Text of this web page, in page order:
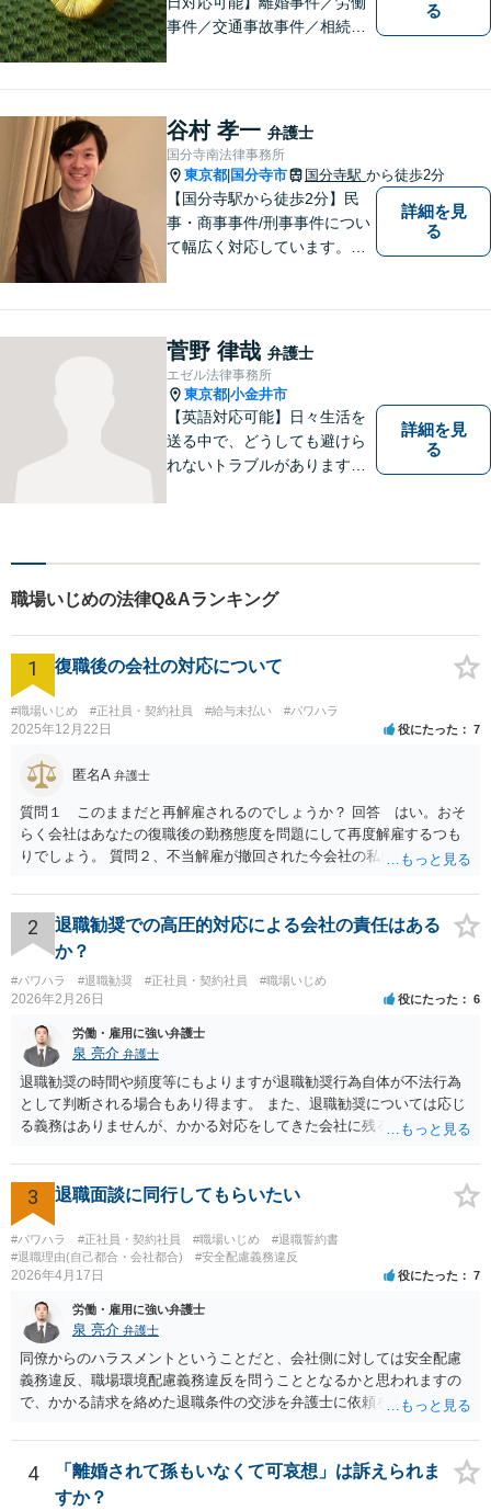
事件／交通事故事件／相続事
律相談・打ち合わせに力を入
れています。【万全のコロナ
対策】お気軽にご相談くださ
い。
る
谷村 孝一 弁護士
国分寺南法律事務所
東京都 国分寺市 国分寺駅 から徒歩2分
【国分寺駅から徒歩2分】民
事・商事事件/刑事事件につい
て幅広く対応しています。ま
詳細を見
る
菅野 律哉 弁護士
エゼル法律事務所
東京都 小金井市
【英語対応可能】日々生活を
送る中で、どうしても避けら
れないトラブルがあります。
ます。 まずはお気軽にご相談
詳細を見
る
職場いじめの法律Q&Aランキング
1 復職後の会社の対応について
#職場いじめ #正社員・契約社員 #給与未払い #パワハラ
2025年12月22日 役にたった 7
匿名A 弁護士
質問１ このままだと再解雇されるのでしょうか？ 回答 はい。おそ
らく会社はあなたの復職後の勤務態度を問題にして再度解雇するつも
りでしょう。 質問２、不当解雇が撤回された今会社の私に対する不当
をすることができるので、注意指導だけでは訴えることは難しいでし
ょう。ただ、その内容が注意指導に必要な程度を超えた「ハラスメン
ト」になっていれば、訴えることができます（不法行為に基づく損害
賠償請求訴訟）。ただし、賠償額は極めて低額でしょう。以前の解雇
の際弁護士に依頼しているのであれば、証拠収集などについてその先
生に早めに相談しておくことをお勧めします。 質問３、退職を合意と
する金銭解決を再度持ちかける事は有効ですが？ 回答 有効ではない
でしょう。一般に、会社はあなたに「自主退職」してほしいと考えて
嫌がらせをしています。ですので、「会社があなたにお金を払う」の
は抵抗するでしょう。あるいは極めて低額な解決金での退職となるで
しょう。また、自分から金銭解決を持ちかけるのは弱みを見せること
なので作戦的にもお勧めしません。「自分は絶対に辞めない！」とい
う態度を見せて、会社から金銭解決（退職勧奨による自主退職）を持
ち掛けさせるのがベストです。あらゆる交渉ごとに共通するセオリー
ですが、自分から持ち掛ければこちらの立場が弱くなり、相手から持
ち掛けさせればこちらの立場が強くなるのです。 補足 私のお勧め
は、個人で加入できる労働組合（ユニオンとか合同労組と呼ばれる労
働組合）に加入して団体交渉することです。本当は復職時に加入して
交渉できた）。ですが今からでも遅くありません。労働組合に入って
団体交渉し、その中で場合によっては金銭解決を目指すというのが良
いと思います。
2
退職勧奨での高圧的対応による会社の責任はある
か？
#パワハラ #退職勧奨 #正社員・契約社員 #職場いじめ
2026年2月26日 役にたった 6
労働・雇用に強い弁護士
泉 亮介 弁護士
退職勧奨の時間や頻度等にもよりますが退職勧奨行為自体が不法行為
として判断される場合もあり得ます。 また、退職勧奨については応じ
る義務はありませんが、かかる対応をしてきた会社に残るということ
奨に応じる代わりに金銭的な交渉をし、お金を払ってもらって会社を
辞めるということがよく行われるかと思われますので、そうした対応
も選択肢に入れても良いでしょう。 その場合、ご自身で会社と対応し
ていくことは難しいと思われますので弁護士への依頼を前提とするこ
ととなるかと思われます。
3 退職面談に同行してもらいたい
#パワハラ #正社員・契約社員 #職場いじめ
#退職誓約書
#退職理由(自己都合・会社都合)
#安全配慮義務違反
2026年4月17日 役にたった 7
労働・雇用に強い弁護士
泉 亮介 弁護士
同僚からのハラスメントということだと、会社側に対しては安全配慮
義務違反、職場環境配慮義務違反を問うこととなるかと思われますの
で、かかる請求を絡めた退職条件の交渉を弁護士に依頼をされた方が
くなり全て弁護士が窓口となるため精神的な負担も軽くなるでしょ
う。
4
「離婚されて孫もいなくて可哀想」は訴えられま
すか？